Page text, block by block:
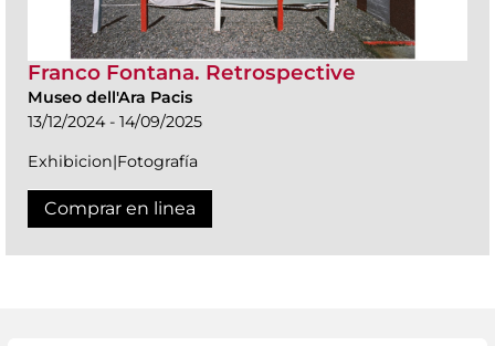
Franco Fontana. Retrospective
Museo dell'Ara Pacis
13/12/2024 - 14/09/2025
Exhibicion|Fotografía
Comprar en linea